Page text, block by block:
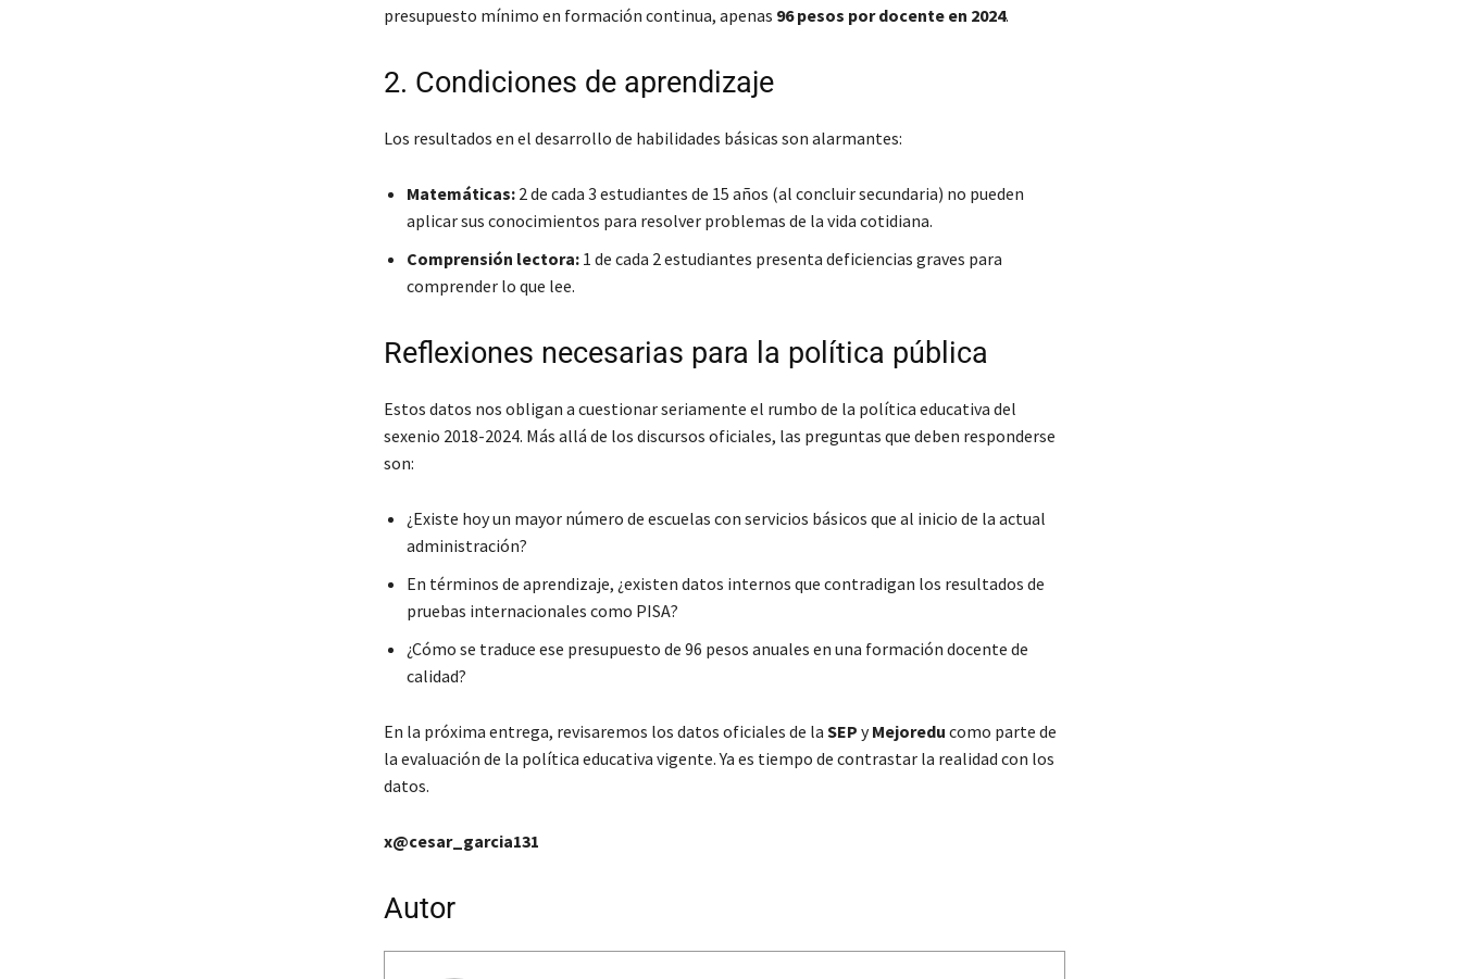
presupuesto mínimo en formación continua, apenas 96 pesos por docente en 2024.
2. Condiciones de aprendizaje
Los resultados en el desarrollo de habilidades básicas son alarmantes:
Matemáticas:2 de cada 3 estudiantes de 15 años (al concluir secundaria) no pueden
aplicar sus conocimientos para resolver problemas de la vida cotidiana.
Comprensión lectora:1 de cada 2 estudiantes presenta deficiencias graves para
comprender lo que lee.
Reflexiones necesarias para la política pública
Estos datos nos obligan a cuestionar seriamente el rumbo de la política educativa del
sexenio 2018-2024. Más allá de los discursos oficiales, las preguntas que deben responderse
son:
¿Existe hoy un mayor número de escuelas con servicios básicos que al inicio de la actual
administración?
En términos de aprendizaje, ¿existen datos internos que contradigan los resultados de
pruebas internacionales como PISA?
¿Cómo se traduce ese presupuesto de 96 pesos anuales en una formación docente de
calidad?
En la próxima entrega, revisaremos los datos oficiales de la SEP yMejoredu como parte de
la evaluación de la política educativa vigente. Ya es tiempo de contrastar la realidad con los
datos.
x@cesar_garcia131
Autor